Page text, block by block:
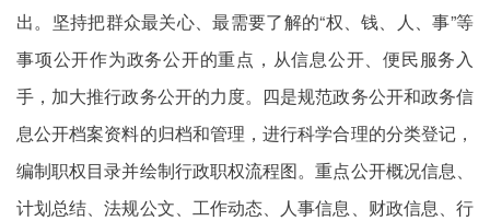
出。坚持把群众最关心、最需要了解的“权、钱、人、事”等
事项公开作为政务公开的重点，从信息公开、便民服务入
手，加大推行政务公开的力度。四是规范政务公开和政务信
息公开档案资料的归档和管理，进行科学合理的分类登记，
编制职权目录并绘制行政职权流程图。重点公开概况信息、
计划总结、法规公文、工作动态、人事信息、财政信息、行